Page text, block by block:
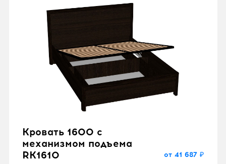
Кровать 1600 с
механизмом подъема
RK1610
от 41 687 ₽